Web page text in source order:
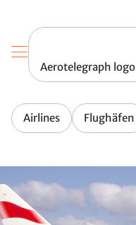
Aerotelegraph logo
Airlines Flughäfen